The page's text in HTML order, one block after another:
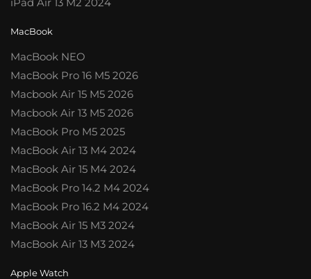
MacBook
MacBook NEO
MacBook Pro 16 M5 2026
Macbook Air 15 M5 2026
Macbook Air 13 M5 2026
MacBook Pro M5 2025
MacBook Air 13 M4 2024
MacBook Air 15 M4 2024
MacBook Pro 14.2 M4 2024
MacBook Pro 16.2 M4 2024
MacBook Air 15 M3 2024
MacBook Air 13 M3 2024
Apple Watch